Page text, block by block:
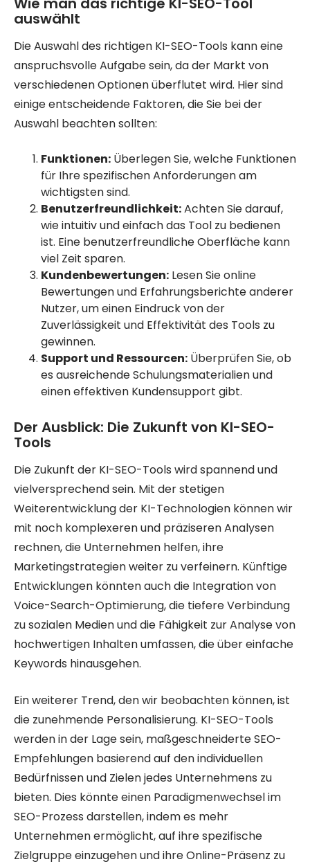
auswählt
Die Auswahl des richtigen KI-SEO-Tools kann eine
anspruchsvolle Aufgabe sein, da der Markt von
verschiedenen Optionen überflutet wird. Hier sind
einige entscheidende Faktoren, die Sie bei der
Auswahl beachten sollten:
Funktionen: Überlegen Sie, welche Funktionen
für Ihre spezifischen Anforderungen am
wichtigsten sind.
Benutzerfreundlichkeit:Achten Sie darauf,
wie intuitiv und einfach das Tool zu bedienen
ist. Eine benutzerfreundliche Oberfläche kann
viel Zeit sparen.
Kundenbewertungen: Lesen Sie online
Bewertungen und Erfahrungsberichte anderer
Nutzer, um einen Eindruck von der
Zuverlässigkeit und Effektivität des Tools zu
gewinnen.
Support und Ressourcen: Überprüfen Sie, ob
es ausreichende Schulungsmaterialien und
einen effektiven Kundensupport gibt.
Der Ausblick: Die Zukunft von KI-SEO-
Tools
Die Zukunft der KI-SEO-Tools wird spannend und
vielversprechend sein. Mit der stetigen
Weiterentwicklung der KI-Technologien können wir
mit noch komplexeren und präziseren Analysen
rechnen, die Unternehmen helfen, ihre
Marketingstrategien weiter zu verfeinern. Künftige
Entwicklungen könnten auch die Integration von
Voice-Search-Optimierung, die tiefere Verbindung
zu sozialen Medien und die Fähigkeit zur Analyse von
hochwertigen Inhalten umfassen, die über einfache
Keywords hinausgehen.
Ein weiterer Trend, den wir beobachten können, ist
die zunehmende Personalisierung. KI-SEO-Tools
werden in der Lage sein, maßgeschneiderte SEO-
Empfehlungen basierend auf den individuellen
Bedürfnissen und Zielen jedes Unternehmens zu
bieten. Dies könnte einen Paradigmenwechsel im
SEO-Prozess darstellen, indem es mehr
Unternehmen ermöglicht, auf ihre spezifische
Zielgruppe einzugehen und ihre Online-Präsenz zu